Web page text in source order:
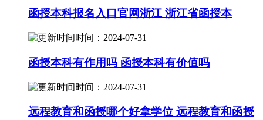
函授本科报名入口官网浙江 浙江省函授本
时间：2024-07-31
函授本科有作用吗 函授本科有价值吗
时间：2024-07-31
远程教育和函授哪个好拿学位 远程教育和函授